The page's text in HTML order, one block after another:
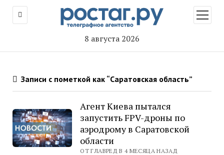
8 августа 2026
меню
Записи с пометкой как “Саратовская область”
Агент Киева пытался
запустить FPV-дроны по
аэродрому в Саратовской
области
ОТ ГЛАВРЕД В 4 МЕСЯЦА НАЗАД